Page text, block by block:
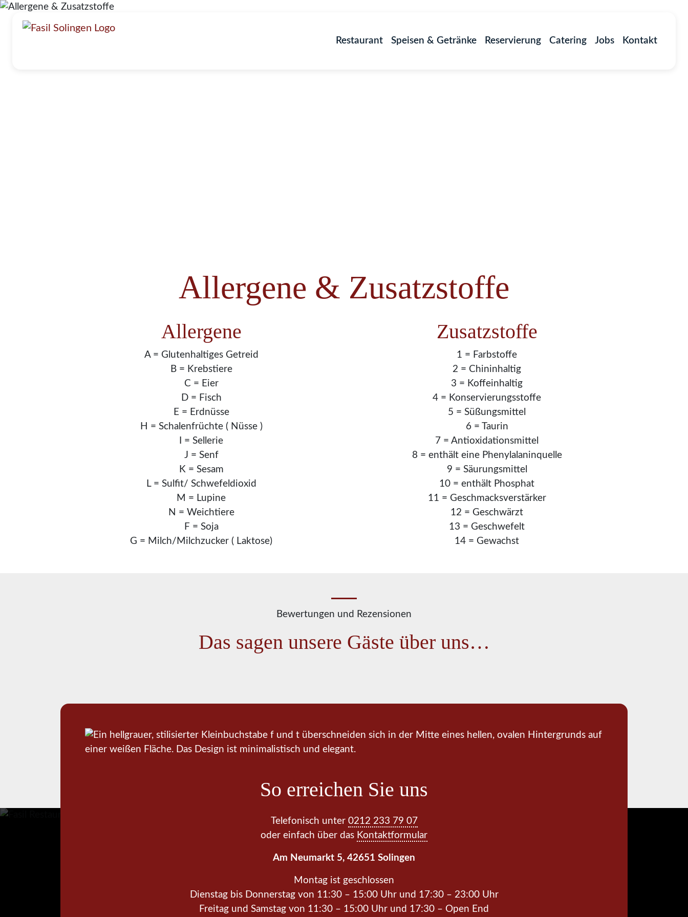
Restaurant Speisen & Getränke Reservierung Catering Jobs Kontakt
Allergene & Zusatzstoffe
Allergene
A = Glutenhaltiges Getreid
B = Krebstiere
C = Eier
D = Fisch
E = Erdnüsse
H = Schalenfrüchte ( Nüsse )
I = Sellerie
J = Senf
K = Sesam
L = Sulfit/ Schwefeldioxid
M = Lupine
N = Weichtiere
F = Soja
G = Milch/Milchzucker ( Laktose)
Zusatzstoffe
1 = Farbstoffe
2 = Chininhaltig
3 = Koffeinhaltig
4 = Konservierungsstoffe
5 = Süßungsmittel
6 = Taurin
7 = Antioxidationsmittel
8 = enthält eine Phenylalaninquelle
9 = Säurungsmittel
10 = enthält Phosphat
11 = Geschmacksverstärker
12 = Geschwärzt
13 = Geschwefelt
14 = Gewachst
Bewertungen und Rezensionen
Das sagen unsere Gäste über uns…
So erreichen Sie uns
Telefonisch unter 0212 233 79 07
oder einfach über das Kontaktformular
Am Neumarkt 5, 42651 Solingen
Montag ist geschlossen
Dienstag bis Donnerstag von 11:30 – 15:00 Uhr und 17:30 – 23:00 Uhr
Freitag und Samstag von 11:30 – 15:00 Uhr und 17:30 – Open End